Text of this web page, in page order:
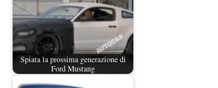
Spiata la prossima generazione di
Ford Mustang